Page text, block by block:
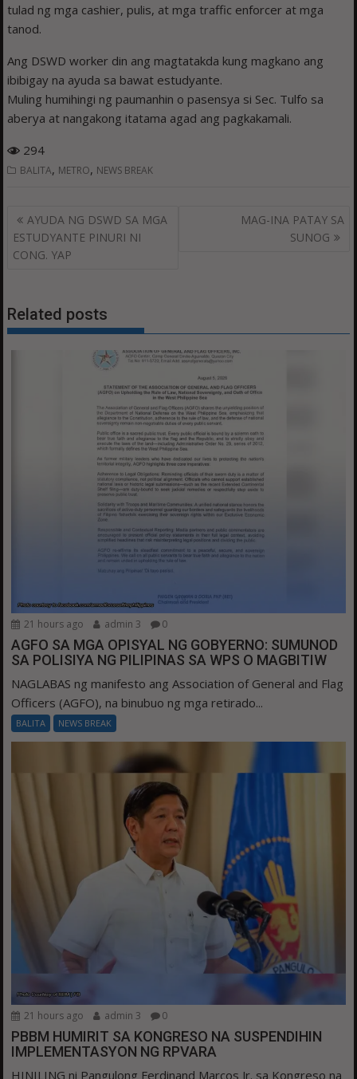
tulad ng mga cashier, pulis, at mga traffic enforcer at mga
tanod.
Ang DSWD worker din ang magtatakda kung magkano ang
ibibigay na ayuda sa bawat estudyante.
Muling humihingi ng paumanhin o pasensya si Sec. Tulfo sa
aberya at nangakong itatama agad ang pagkakamali.
294
BALITA, METRO, NEWS BREAK
Post
navigation
AYUDA NG DSWD SA MGA
ESTUDYANTE PINURI NI
CONG. YAP
MAG-INA PATAY SA
SUNOG
Related posts
21 hours ago admin 3 0
AGFO SA MGA OPISYAL NG GOBYERNO: SUMUNOD
SA POLISIYA NG PILIPINAS SA WPS O MAGBITIW
NAGLABAS ng manifesto ang Association of General and Flag
Officers (AGFO), na binubuo ng mga retirado...
BALITA NEWS BREAK
21 hours ago admin 3 0
PBBM HUMIRIT SA KONGRESO NA SUSPENDIHIN
IMPLEMENTASYON NG RPVARA
HINILING ni Pangulong Ferdinand Marcos Jr. sa Kongreso na